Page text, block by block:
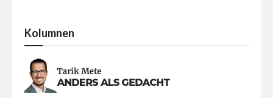
Kolumnen